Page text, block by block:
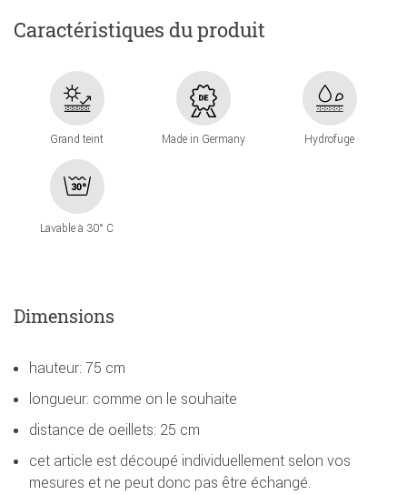
Caractéristiques du produit
Grand teint Made in Germany Hydrofuge
Lavable à 30° C
Dimensions
hauteur: 75 cm
longueur: comme on le souhaite
distance de oeillets: 25 cm
cet article est découpé individuellement selon vos
mesures et ne peut donc pas être échangé.